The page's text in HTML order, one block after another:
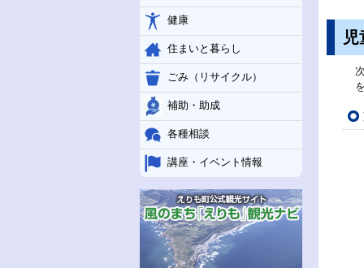
健康
住まいと暮らし
ごみ（リサイクル）
補助・助成
各種相談
講座・イベント情報